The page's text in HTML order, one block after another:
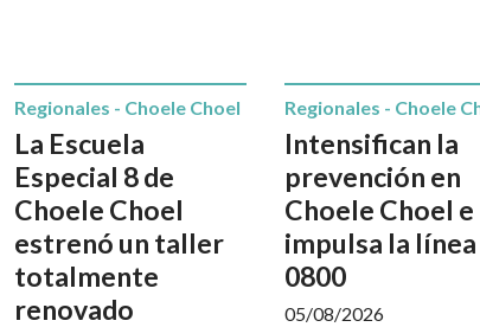
La Escuela
Especial 8 de
Choele Choel
estrenó un taller
totalmente
renovado
Regionales - Choele Choel
Intensifican la
prevención en
Choele Choel e
impulsa la línea
0800
Regionales - Choele
05/08/2026